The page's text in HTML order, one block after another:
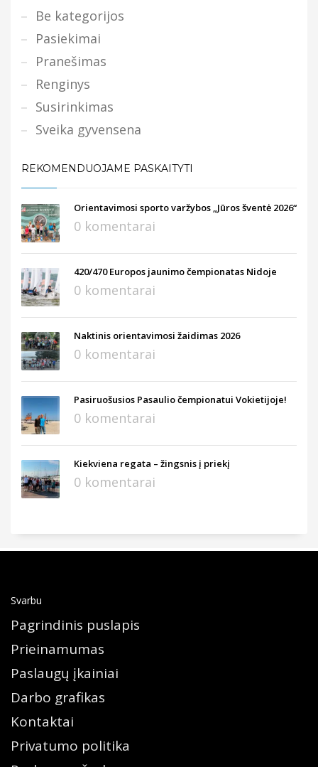
Be kategorijos
Pasiekimai
Pranešimas
Renginys
Susirinkimas
Sveika gyvensena
REKOMENDUOJAME PASKAITYTI
Orientavimosi sporto varžybos „Jūros šventė 2026“
0 komentarai
420/470 Europos jaunimo čempionatas Nidoje
0 komentarai
Naktinis orientavimosi žaidimas 2026
0 komentarai
Pasiruošusios Pasaulio čempionatui Vokietijoje!
0 komentarai
Kiekviena regata – žingsnis į priekį
0 komentarai
Svarbu
Pagrindinis puslapis
Prieinamumas
Paslaugų įkainiai
Darbo grafikas
Kontaktai
Privatumo politika